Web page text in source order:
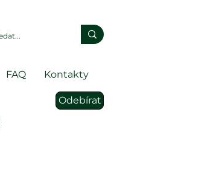
FAQ Kontakty
Odebírat